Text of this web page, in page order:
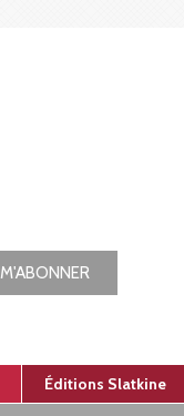
M'ABONNER
Éditions Slatkine